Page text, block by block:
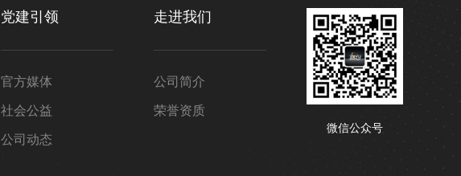
党建引领
官方媒体
社会公益
公司动态
走进我们
公司简介
荣誉资质
微信公众号